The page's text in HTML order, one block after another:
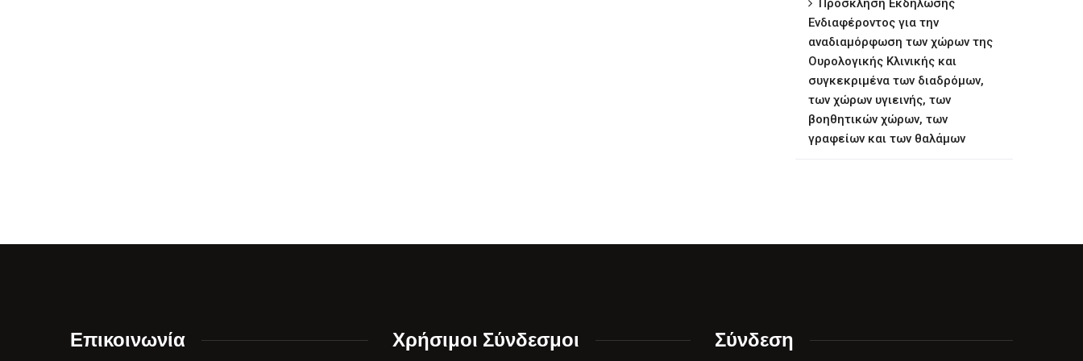
Πρόσκληση Εκδήλωσης
Ενδιαφέροντος για την
αναδιαμόρφωση των χώρων της
Ουρολογικής Κλινικής και
συγκεκριμένα των διαδρόμων,
των χώρων υγιεινής, των
βοηθητικών χώρων, των
γραφείων και των θαλάμων
Επικοινωνία Χρήσιμοι Σύνδεσμοι Σύνδεση